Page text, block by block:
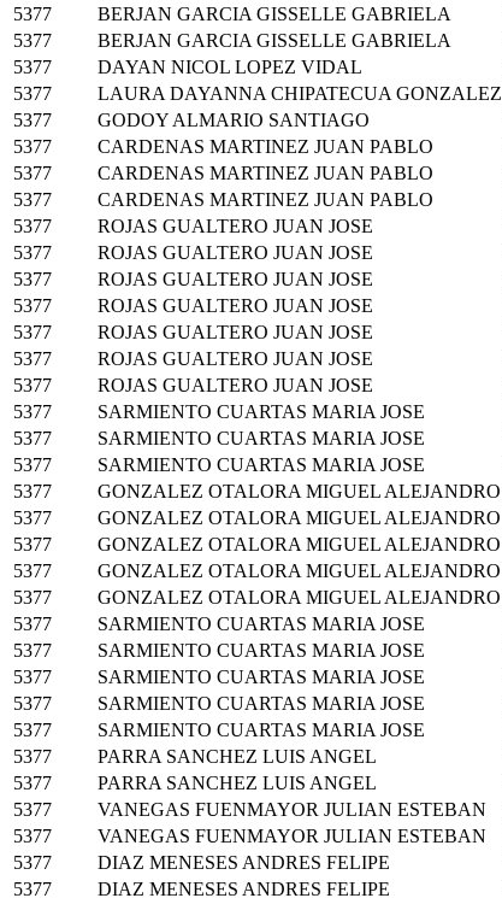
5377
BERJAN GARCIA GISSELLE GABRIELA
5377
BERJAN GARCIA GISSELLE GABRIELA
5377
DAYAN NICOL LOPEZ VIDAL
5377
LAURA DAYANNA CHIPATECUA GONZALEZ
5377
GODOY ALMARIO SANTIAGO
5377
CARDENAS MARTINEZ JUAN PABLO
5377
CARDENAS MARTINEZ JUAN PABLO
5377
CARDENAS MARTINEZ JUAN PABLO
5377
ROJAS GUALTERO JUAN JOSE
5377
ROJAS GUALTERO JUAN JOSE
5377
ROJAS GUALTERO JUAN JOSE
5377
ROJAS GUALTERO JUAN JOSE
5377
ROJAS GUALTERO JUAN JOSE
5377
ROJAS GUALTERO JUAN JOSE
5377
ROJAS GUALTERO JUAN JOSE
5377
SARMIENTO CUARTAS MARIA JOSE
5377
SARMIENTO CUARTAS MARIA JOSE
5377
SARMIENTO CUARTAS MARIA JOSE
5377
GONZALEZ OTALORA MIGUEL ALEJANDRO
5377
GONZALEZ OTALORA MIGUEL ALEJANDRO
5377
GONZALEZ OTALORA MIGUEL ALEJANDRO
5377
GONZALEZ OTALORA MIGUEL ALEJANDRO
5377
GONZALEZ OTALORA MIGUEL ALEJANDRO
5377
SARMIENTO CUARTAS MARIA JOSE
5377
SARMIENTO CUARTAS MARIA JOSE
5377
SARMIENTO CUARTAS MARIA JOSE
5377
SARMIENTO CUARTAS MARIA JOSE
5377
SARMIENTO CUARTAS MARIA JOSE
5377
PARRA SANCHEZ LUIS ANGEL
5377
PARRA SANCHEZ LUIS ANGEL
5377
VANEGAS FUENMAYOR JULIAN ESTEBAN
5377
VANEGAS FUENMAYOR JULIAN ESTEBAN
5377
DIAZ MENESES ANDRES FELIPE
5377
DIAZ MENESES ANDRES FELIPE